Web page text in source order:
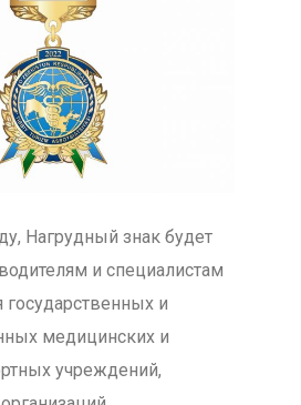
Нагрудный знак будет
и специалистам
государственных и
медицинских и
учреждений,